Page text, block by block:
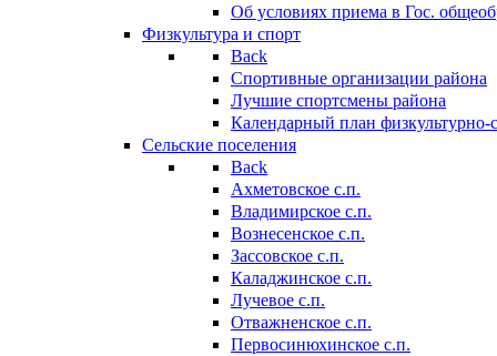
Об условиях приема в Гос.
Физкультура и спорт
Back
Спортивные организации района
Лучшие спортсмены района
Календарный план
Сельские поселения
Back
Ахметовское с.п.
Владимирское с.п.
Вознесенское с.п.
Зассовское с.п.
Каладжинское с.п.
Лучевое с.п.
Отважненское с.п.
Первосинюхинское с.п.